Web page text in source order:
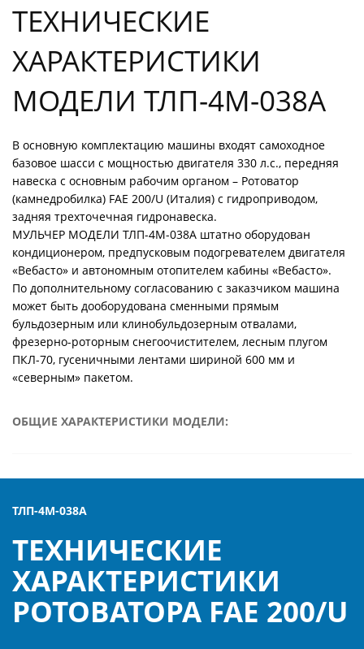
ТЕХНИЧЕСКИЕ
ХАРАКТЕРИСТИКИ
МОДЕЛИ ТЛП-4М-038А
В основную комплектацию машины входят самоходное
базовое шасси с мощностью двигателя 330 л.с., передняя
навеска с основным рабочим органом – Ротоватор
(камнедробилка) FAE 200/U (Италия) с гидроприводом,
задняя трехточечная гидронавеска.
МУЛЬЧЕР МОДЕЛИ ТЛП-4М-038А штатно оборудован
кондиционером, предпусковым подогревателем двигателя
«Вебасто» и автономным отопителем кабины «Вебасто».
По дополнительному согласованию с заказчиком машина
может быть дооборудована сменными прямым
бульдозерным или клинобульдозерным отвалами,
фрезерно-роторным снегоочистителем, лесным плугом
ПКЛ-70, гусеничными лентами шириной 600 мм и
«северным» пакетом.
ОБЩИЕ ХАРАКТЕРИСТИКИ МОДЕЛИ:
Удельный расход топлива на режиме
Номинальное тяговое усилие, кН (кгс) 39,2 (4000)
Скорость вперед/назад, м/с, (км/ч): - рабочая
-транспортная от 0,139 (0,5) до 2,500 (9,0) от 0,417 (1,5)
до 4.167 (15,0)
Минимальный радиус поворота по крайней точке, м,
ТЛП-4М-038А
ТЕХНИЧЕСКИЕ
ХАРАКТЕРИСТИКИ
РОТОВАТОРА FAE 200/U